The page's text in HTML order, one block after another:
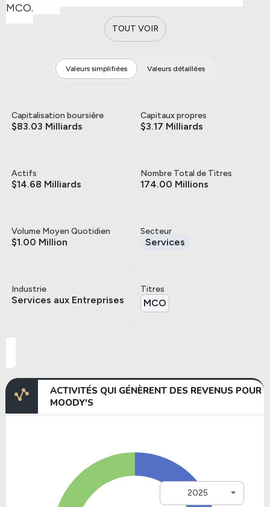
MCO.
TOUT VOIR
Valeurs simplifiées Valeurs détaillées
Capitalisation boursière
$83.03 Milliards
Capitaux propres
$3.17 Milliards
Actifs
$14.68 Milliards
Nombre Total de Titres
174.00 Millions
Volume Moyen Quotidien
$1.00 Million
Secteur
Services
Industrie
Services aux Entreprises
Titres
MCO
ACTIVITÉS QUI GÉNÈRENT DES REVENUS POUR
MOODY'S
2025